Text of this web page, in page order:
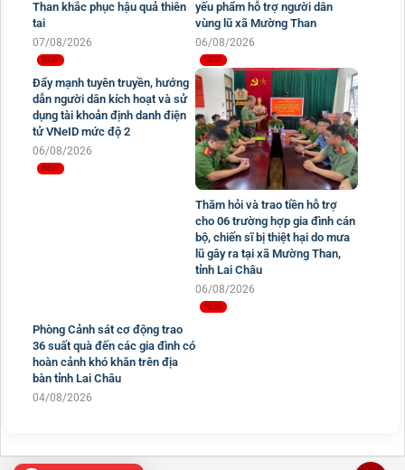
Công an xã Mù Cả quyên góp,
ủng hộ đồng bào xã Mường
Than khắc phục hậu quả thiên
tai
07/08/2026
Cán bộ Công an xã Mường
Khoa cùng gia đình trao nhu
yếu phẩm hỗ trợ người dân
vùng lũ xã Mường Than
06/08/2026
Đẩy mạnh tuyên truyền, hướng
Thăm hỏi và trao tiền hỗ trợ
cho 06 trường hợp gia đình cán